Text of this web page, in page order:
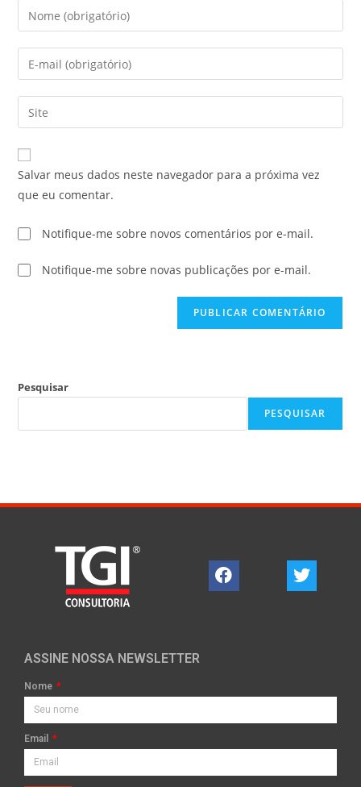
Salvar meus dados neste navegador para a próxima vez
que eu comentar.
Notifique-me sobre novos comentários por e-mail.
Notifique-me sobre novas publicações por e-mail.
Pesquisar
PESQUISAR
ASSINE NOSSA NEWSLETTER
Nome
Email